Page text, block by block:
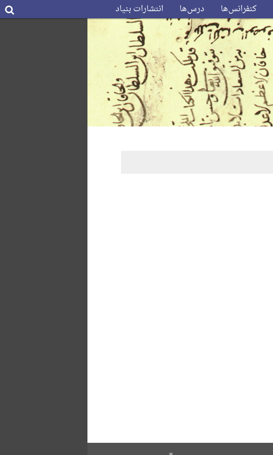
کنفرانس‌ها درس‌ها انتشارات بنیاد